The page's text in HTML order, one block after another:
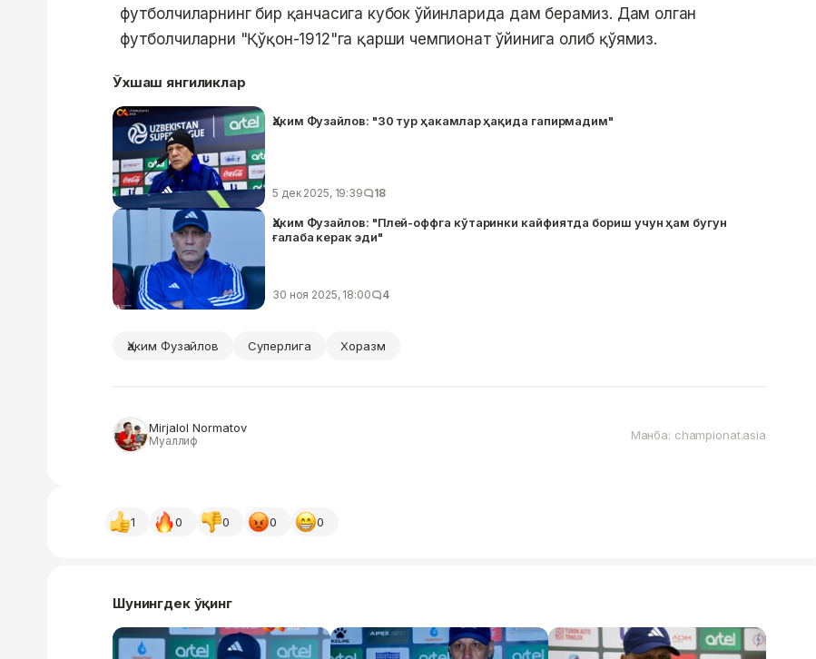
футболчиларнинг бир қанчасига кубок ўйинларида дам берамиз. Дам олган
футболчиларни "Қўқон-1912"га қарши чемпионат ўйинига олиб қўямиз.
Ўхшаш янгиликлар
Ҳаким Фузайлов: "30 тур ҳакамлар ҳақида гапирмадим"
5 дек 2025, 19:39 18
Ҳаким Фузайлов: "Плей-оффга кўтаринки кайфиятда бориш учун ҳам бугун
ғалаба керак эди"
30 ноя 2025, 18:00 4
Ҳаким Фузайлов Суперлига Хоразм
Mirjalol Normatov
Муаллиф Манба: championat.asia
1 0 0 0 0
Шунингдек ўқинг